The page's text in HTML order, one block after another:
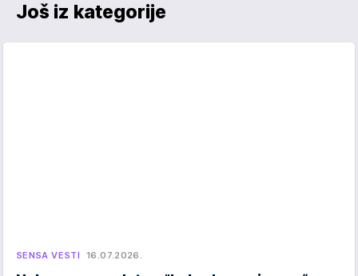
Još iz kategorije
SENSA VESTI 16.07.2026.